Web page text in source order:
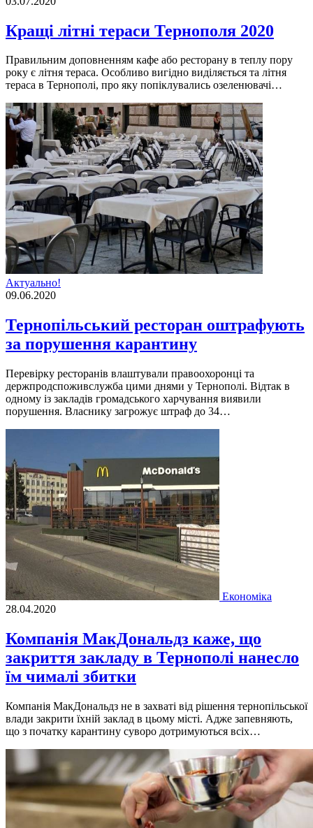
Кращі літні тераси Тернополя 2020
Правильним доповненням кафе або ресторану в теплу пору
року є літня тераса. Особливо вигідно виділяється та літня
тераса в Тернополі, про яку попіклувались озеленювачі…
Актуально!
09.06.2020
Тернопільський ресторан оштрафують
за порушення карантину
Перевірку ресторанів влаштували правоохоронці та
держпродспоживслужба цими днями у Тернополі. Відтак в
одному із закладів громадського харчування виявили
порушення. Власнику загрожує штраф до 34…
Економіка
28.04.2020
Компанія МакДональдз каже, що
закриття закладу в Тернополі нанесло
їм чималі збитки
Компанія МакДональдз не в захваті від рішення тернопільської
влади закрити їхній заклад в цьому місті. Адже запевняють,
що з початку карантину суворо дотримуються всіх…